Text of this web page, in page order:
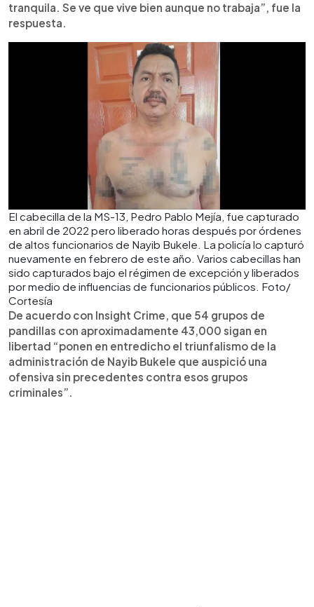
tranquila. Se ve que vive bien aunque no trabaja”, fue la
respuesta.
El cabecilla de la MS-13, Pedro Pablo Mejía, fue capturado
en abril de 2022 pero liberado horas después por órdenes
de altos funcionarios de Nayib Bukele. La policía lo capturó
nuevamente en febrero de este año. Varios cabecillas han
sido capturados bajo el régimen de excepción y liberados
por medio de influencias de funcionarios públicos. Foto/
Cortesía
De acuerdo con Insight Crime, que 54 grupos de
pandillas con aproximadamente 43,000 sigan en
libertad “ponen en entredicho el triunfalismo de la
administración de Nayib Bukele que auspició una
ofensiva sin precedentes contra esos grupos
criminales”.